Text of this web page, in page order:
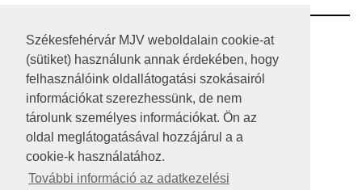
Székesfehérvár MJV weboldalain cookie-at
(sütiket) használunk annak érdekében, hogy
felhasználóink oldallátogatási szokásairól
információkat szerezhessünk, de nem
tárolunk személyes információkat. Ön az
oldal meglátogatásával hozzájárul a a
cookie-k használatához.
További információ az adatkezelési
RSS
A HONLAP 2017.03.31-I ÁLLAPOTA
JOGI NYILATKOZAT
IMPRESSZUM